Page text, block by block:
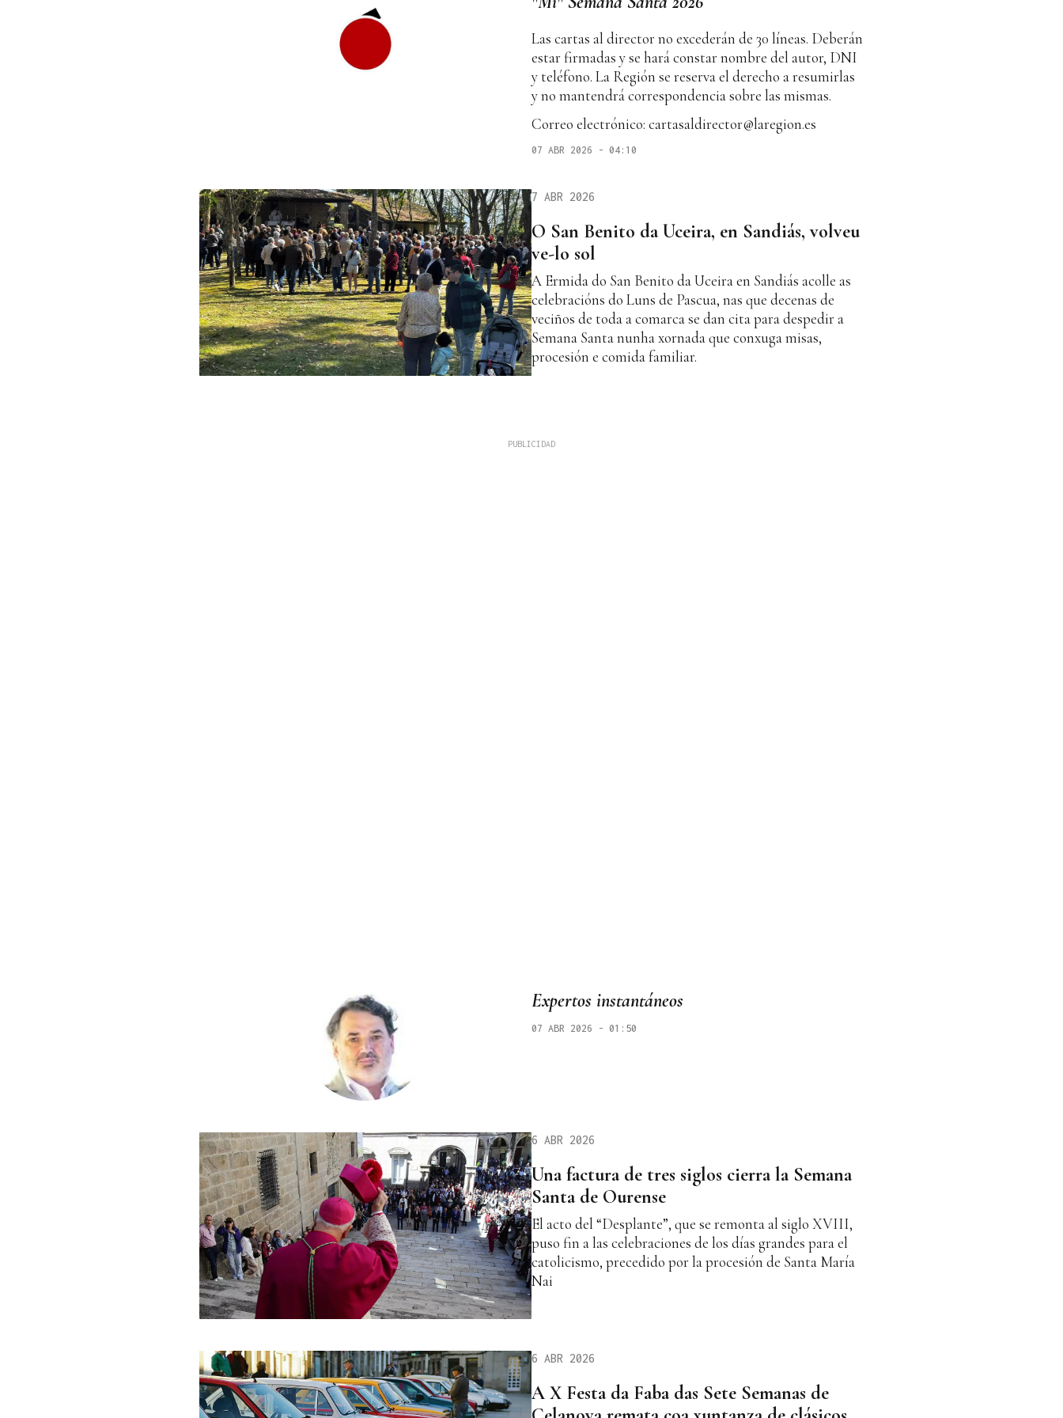
Las cartas al director no excederán de 30 líneas. Deberán
estar firmadas y se hará constar nombre del autor, DNI
y teléfono. La Región se reserva el derecho a resumirlas
y no mantendrá correspondencia sobre las mismas.
Correo electrónico: cartasaldirector@laregion.es
07 ABR 2026 - 04:10
7 ABR 2026
O San Benito da Uceira, en Sandiás, volveu
ve-lo sol
A Ermida do San Benito da Uceira en Sandiás acolle as
celebracións do Luns de Pascua, nas que decenas de
veciños de toda a comarca se dan cita para despedir a
Semana Santa nunha xornada que conxuga misas,
procesión e comida familiar.
Expertos instantáneos
07 ABR 2026 - 01:50
6 ABR 2026
Una factura de tres siglos cierra la Semana
Santa de Ourense
El acto del “Desplante”, que se remonta al siglo XVIII,
puso fin a las celebraciones de los días grandes para el
catolicismo, precedido por la procesión de Santa María
Nai
6 ABR 2026
A X Festa da Faba das Sete Semanas de